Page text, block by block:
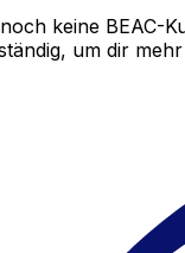
keine BEAC-
um dir